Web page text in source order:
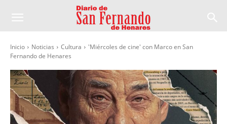
Inicio Noticias Cultura
'Miércoles de cine' con Marco en San
Fernando de Henares